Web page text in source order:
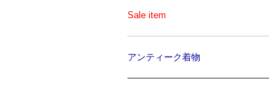
Sale item
アンティーク着物